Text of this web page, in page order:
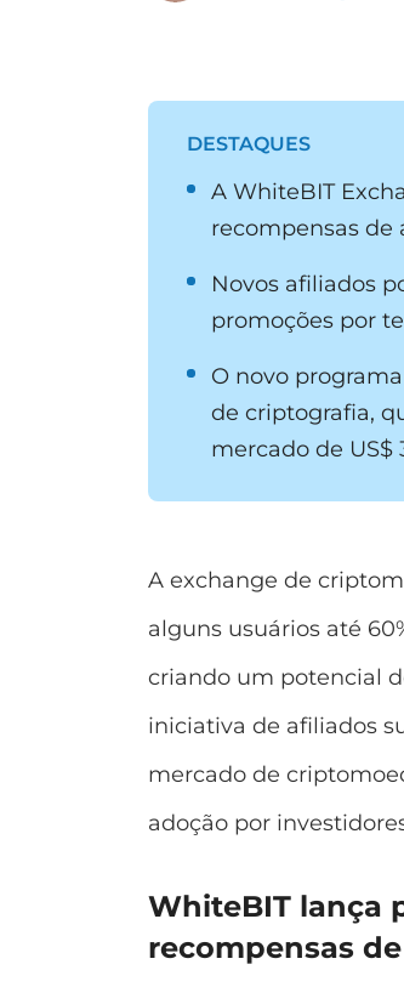
DESTAQUES
A WhiteBIT
recompensas de
Novos afiliados
promoções por
O novo
de criptografia,
mercado de US$
A exchange de
alguns usuários até
criando um potencial
iniciativa de afiliados
mercado de
adoção por
WhiteBIT lança
recompensas